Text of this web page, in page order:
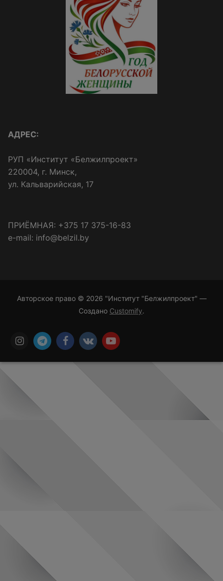
АДРЕС:
РУП «Институт «Белжилпроект»
220004, г. Минск,
ул. Кальварийская, 17
ПРИЁМНАЯ: +375 17 375-16-83
e-mail: info@belzil.by
Авторское право © 2026 "Институт "Белжилпроект" —
Создано Customify.